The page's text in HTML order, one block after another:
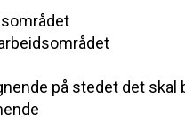
på stedet det